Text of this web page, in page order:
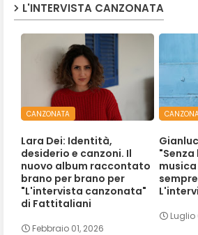
L'INTERVISTA CANZONATA
CANZONATA
Lara Dei: Identità,
desiderio e canzoni. Il
nuovo album raccontato
brano per brano per
"L'intervista canzonata"
di Fattitaliani
Febbraio 01, 2026
Luglio